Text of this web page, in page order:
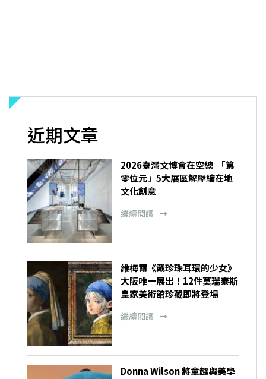
近期文章
2026臺灣文博會在空總 「第
零位元」5大展區解壓縮在地
文化創意
繼續閱讀
維梅爾《戴珍珠耳環的少女》
大阪唯一展出！12件莫瑞泰斯
皇家美術館珍藏即將登場
繼續閱讀
Donna Wilson 將童趣與美學